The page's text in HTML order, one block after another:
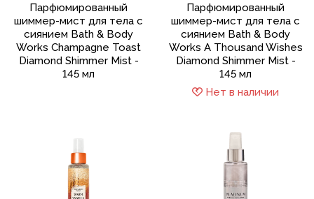
Парфюмированный
шиммер-мист для тела с
сиянием Bath & Body
Works Champagne Toast
Diamond Shimmer Mist -
145 мл
Парфюмированный
шиммер-мист для тела с
сиянием Bath & Body
Works A Thousand Wishes
Diamond Shimmer Mist -
145 мл
Нет в наличии